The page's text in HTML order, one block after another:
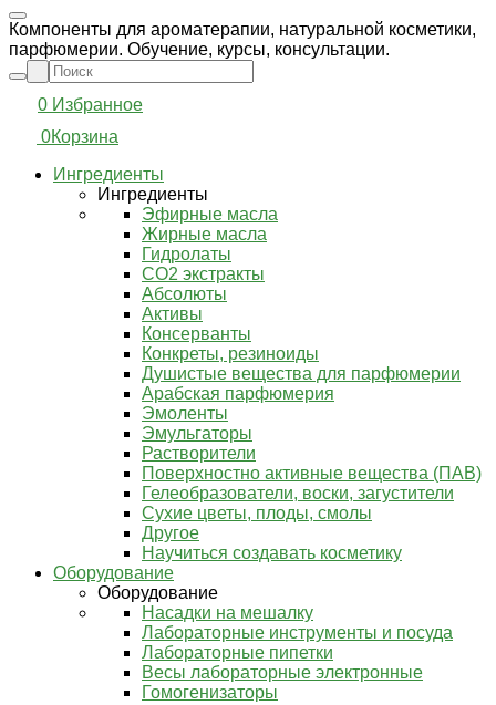
Компоненты для ароматерапии, натуральной косметики,
парфюмерии. Обучение, курсы, консультации.
0 Избранное
0Корзина
Ингредиенты
Ингредиенты
Эфирные масла
Жирные масла
Гидролаты
СО2 экстракты
Абсолюты
Активы
Консерванты
Конкреты, резиноиды
Душистые вещества для парфюмерии
Арабская парфюмерия
Эмоленты
Эмульгаторы
Растворители
Поверхностно активные вещества (ПАВ)
Гелеобразователи, воски, загустители
Сухие цветы, плоды, смолы
Другое
Научиться создавать косметику
Оборудование
Оборудование
Насадки на мешалку
Лабораторные инструменты и посуда
Лабораторные пипетки
Весы лабораторные электронные
Гомогенизаторы